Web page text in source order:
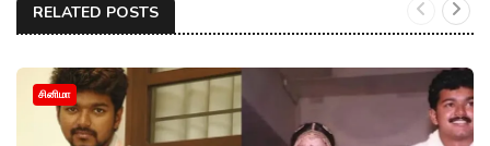
RELATED POSTS
சினிமா